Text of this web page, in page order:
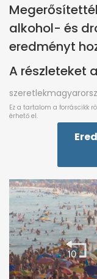
alkohol- és
eredményt
A részleteket